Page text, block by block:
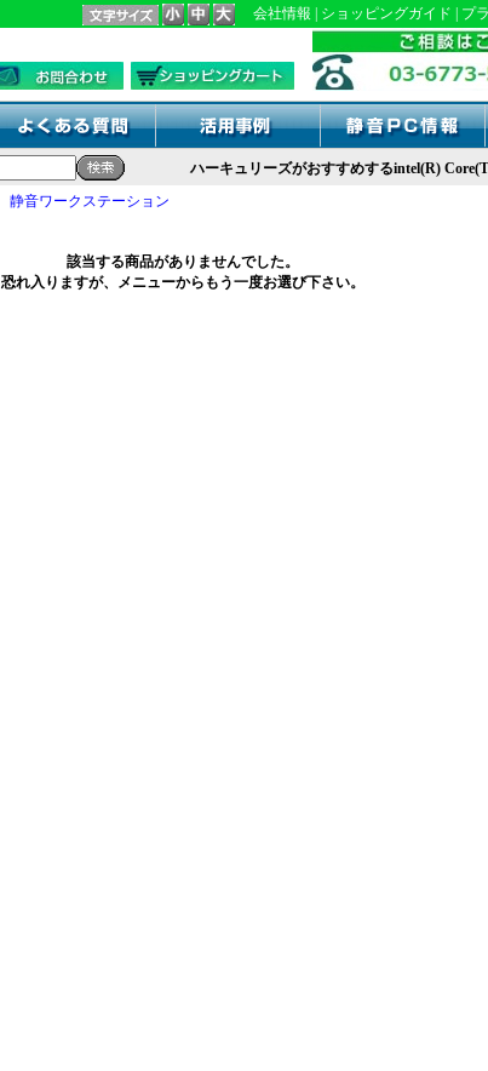
会社情報 ショッピングガイド プ
ハーキュリーズがおすすめするintel(R)
静音ワークステーション
該当する商品がありませんでした。
恐れ入りますが、メニューからもう一度お選び下さい。